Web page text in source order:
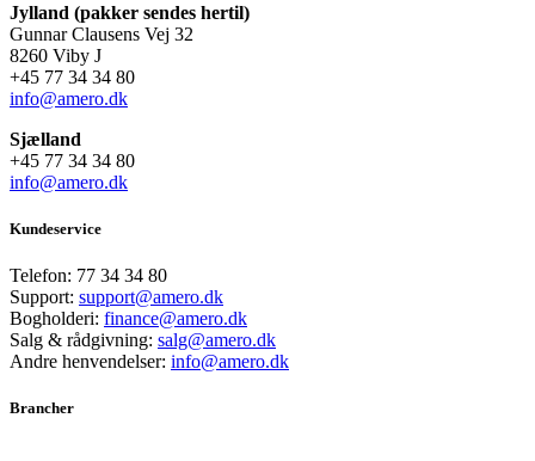
Jylland (pakker sendes hertil)
Gunnar Clausens Vej 32
8260 Viby J
+45 77 34 34 80
info@amero.dk
Sjælland
+45 77 34 34 80
info@amero.dk
Kundeservice
Telefon: 77 34 34 80
Support: support@amero.dk
Bogholderi: finance@amero.dk
Salg & rådgivning: salg@amero.dk
Andre henvendelser: info@amero.dk
Brancher